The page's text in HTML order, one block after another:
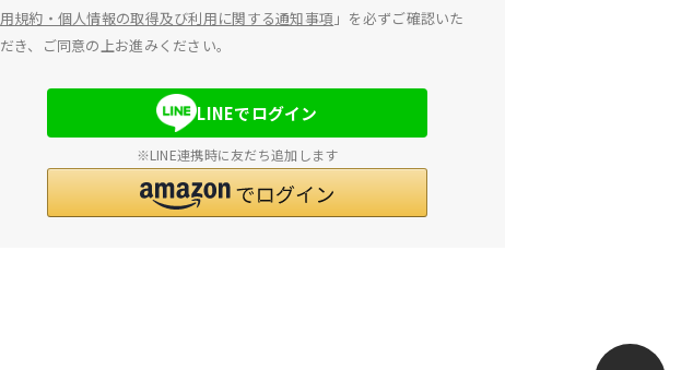
用規約・個人情報の取得及び利用に関する通知事項 」を必ずご確認いた
だき、ご同意の上お進みください。
LINEでログイン
※LINE連携時に友だち追加します